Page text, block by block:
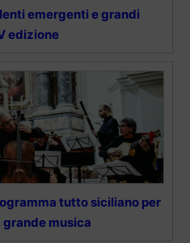
emergenti e grandi
edizione
tutto siciliano per
musica